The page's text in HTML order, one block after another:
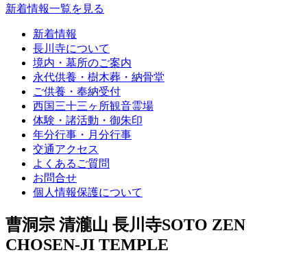
新着情報一覧を見る
新着情報
長川寺について
境内・墓所のご案内
永代供養・樹木葬・納骨堂
ご供養・奉納受付
西国三十三ヶ所観音霊場
体験・諸活動・御朱印
年分行事・月分行事
交通アクセス
よくあるご質問
お問合せ
個人情報保護について
曹洞宗 清瀧山 長川寺SOTO ZEN
CHOSEN-JI TEMPLE